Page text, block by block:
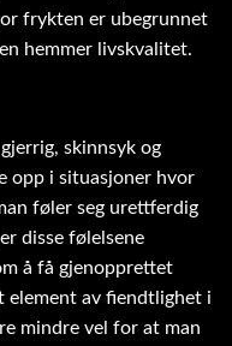
frykten er ubegrunnet
hemmer livskvalitet.
skinnsyk og
opp i situasjoner hvor
føler seg urettferdig
disse følelsene
å få gjenopprettet
element av fiendtlighet i
mindre vel for at man